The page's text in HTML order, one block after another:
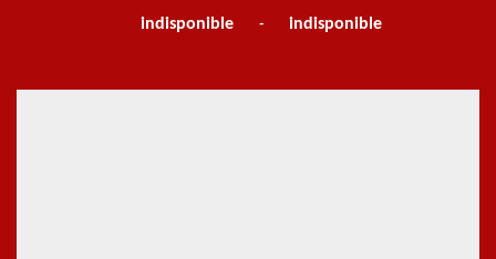
indisponible - indisponible